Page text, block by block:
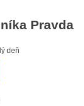
Pravda
deň